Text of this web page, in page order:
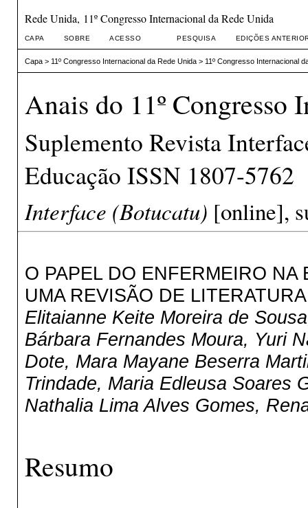
Rede Unida, 11º Congresso Internacional da Rede Unida
CAPA SOBRE ACESSO PESQUISA EDIÇÕES
Capa> 11º Congresso Internacional da Rede Unida> 11º Congresso Internacional
Anais do 11º Congresso
Suplemento Revista
Educação ISSN 1807-5762
Interface (Botucatu) [online],
O PAPEL DO ENFERMEIRO NA
UMA REVISÃO DE LITERATURA
Elitaianne Keite Moreira de
Bárbara Fernandes Moura, Yuri
Dote, Mara Mayane Beserra
Trindade, Maria Edleusa Soares
Nathalia Lima Alves Gomes,
Resumo